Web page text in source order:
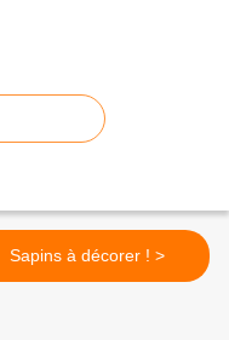
Sapins à décorer ! >